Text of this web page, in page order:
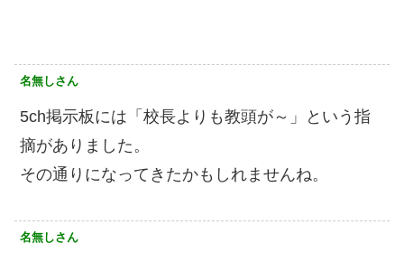
名無しさん
5ch掲示板には「校長よりも教頭が～」という指
摘がありました。
その通りになってきたかもしれませんね。
名無しさん